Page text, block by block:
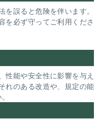
誤ると危険を伴います。
を必ず守ってご利用くださ
性能や安全性に影響を与え
れのある改造や、規定の能